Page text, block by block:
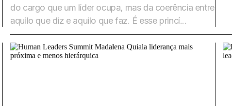
do cargo que um líder ocupa, mas da coerência entre
aquilo que diz e aquilo que faz. É esse princí...